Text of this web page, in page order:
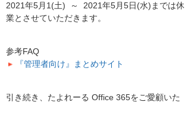
2021年5月1(土) ～ 2021年5月5日(水)までは休
業とさせていただきます。
参考FAQ
『管理者向け』まとめサイト
引き続き、たよれーる Office 365をご愛顧いた